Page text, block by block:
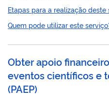
oferecidas devem inscrever-se,
formulário de inscrição.
Etapas para a realização deste
Quem pode utilizar este
Obter apoio
eventos científicos e
(PAEP)